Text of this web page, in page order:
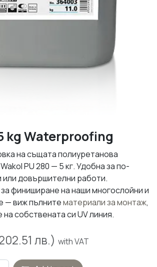
kg Waterproofing
на същата полиуретанова
PU 280 — 5 кг. Удобна за по-
или довършителни работи.
финиширане на наши многослойни и
— виж пълнитематериали за монтаж,
собствената си UV линия.
лв.) with VAT